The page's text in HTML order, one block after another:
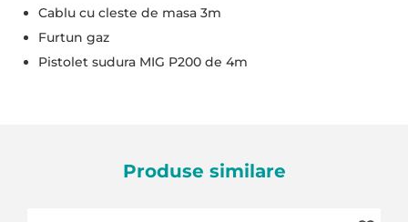
Cablu cu cleste de masa 3m
Furtun gaz
Pistolet sudura MIG P200 de 4m
Produse similare